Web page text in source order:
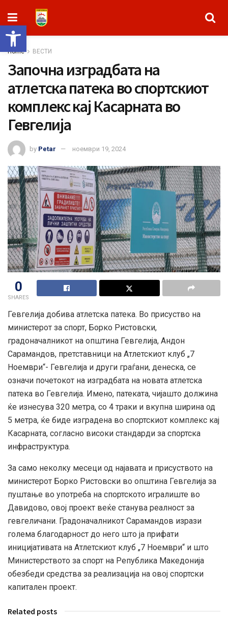
Open toolbar
Home ВЕСТИ
Започна изградбата на
атлетска патека во спортскиот
комплекс кај Касарната во
Гевгелија
by Petar ноември 19, 2024
0
SHARES
Гевгелија добива атлетска патека. Во присуство на
министерот за спорт, Борко Ристовски,
градоначалникот на општина Гевгелија, Андон
Сарамандов, претставници на Атлетскиот клуб „7
Ноември“- Гевгелија и други граѓани, денеска, се
означи почетокот на изградбата на новата атлетска
патека во Гевгелија. Имено, патеката, чијашто должина
ќе изнесува 320 метра, со 4 траки и вкупна ширина од
5 метра, ќе биде изградена во спортскиот комплекс кај
Касарната, согласно високи стандарди за спортска
инфраструктура.
За само неколку месеци од најавата и присуството на
министерот Борко Ристовски во општина Гевгелија за
пуштање во употреба на спортското игралиште во
Давидово, овој проект веќе станува реалност за
гевгеличани. Градоначалникот Сарамандов изрази
голема благодарност до него што ја прифати
иницијативата на Атлетскиот клуб „7 Ноември“ и што
Министерството за спорт на Република Македонија
обезбеди средства за реализација на овој спортски
капитален проект.
Related posts